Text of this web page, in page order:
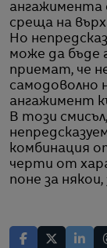
ангажимента
среща на
Но
може да бъде
приемат, че
самодоволно
ангажимент
В този
комбинация
черти от
поне за